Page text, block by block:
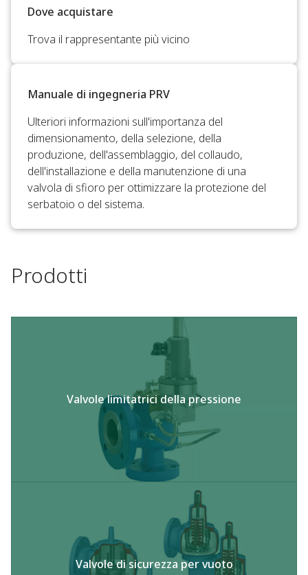
Dove acquistare
Trova il rappresentante più vicino
Manuale di ingegneria PRV
Ulteriori informazioni sull'importanza del
dimensionamento, della selezione, della
produzione, dell'assemblaggio, del collaudo,
dell'installazione e della manutenzione di una
valvola di sfioro per ottimizzare la protezione del
serbatoio o del sistema.
Prodotti
Valvole limitatrici della pressione
Valvole di sicurezza per vuoto